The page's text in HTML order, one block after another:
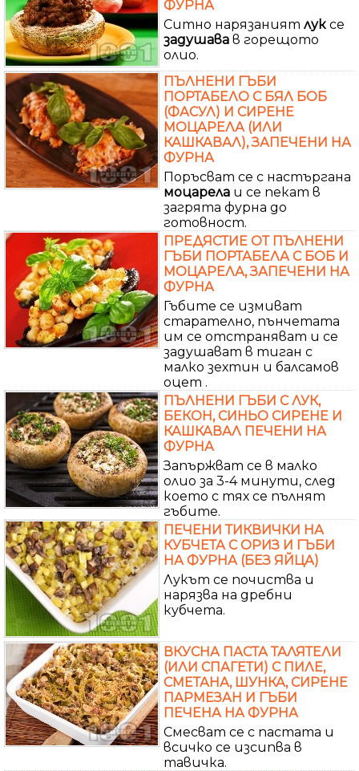
ФУРНА
Ситно нарязаният лук се
задушава в горещото
олио.
ПЪЛНЕНИ ГЪБИ
ПОРТАБЕЛО С БЯЛ БОБ
(ФАСУЛ) И СИРЕНЕ
МОЦАРЕЛА (ИЛИ
КАШКАВАЛ), ЗАПЕЧЕНИ НА
ФУРНА
Поръсват се с настъргана
моцарела и се пекат в
загрята фурна до
готовност.
ПРЕДЯСТИЕ ОТ ПЪЛНЕНИ
ГЪБИ ПОРТАБЕЛА С БОБ И
МОЦАРЕЛА, ЗАПЕЧЕНИ НА
ФУРНА
Гъбите се измиват
старателно, пънчетата
им се отстраняват и се
задушават в тиган с
малко зехтин и балсамов
оцет .
ПЪЛНЕНИ ГЪБИ С ЛУК,
БЕКОН, СИНЬО СИРЕНЕ И
КАШКАВАЛ ПЕЧЕНИ НА
ФУРНА
Запържват се в малко
олио за 3-4 минути, след
което с тях се пълнят
гъбите.
ПЕЧЕНИ ТИКВИЧКИ НА
КУБЧЕТА С ОРИЗ И ГЪБИ
НА ФУРНА (БЕЗ ЯЙЦА)
Лукът се почиства и
нарязва на дребни
кубчета.
ВКУСНА ПАСТА ТАЛЯТЕЛИ
(ИЛИ СПАГЕТИ) С ПИЛЕ,
СМЕТАНА, ШУНКА, СИРЕНЕ
ПАРМЕЗАН И ГЪБИ
ПЕЧЕНА НА ФУРНА
Смесват се с пастата и
всичко се изсипва в
тавичка.